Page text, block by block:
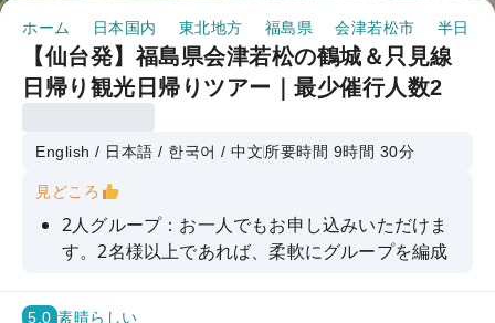
ホーム 日本国内 東北地方 福島県 会津若松市 半日・
【仙台発】福島県会津若松の鶴城＆只見線
日帰り観光日帰りツアー｜最少催行人数2
English / 日本語 / 한국어 / 中文所要時間 9時間 30分
見どころ
2人グループ：お一人でもお申し込みいただけま
す。2名様以上であれば、柔軟にグループを編成
最適です！
5.0 素晴らしい